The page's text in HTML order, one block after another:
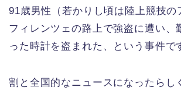
91歳男性（若かりし頃は陸上競技の
フィレンツェの路上で強盗に遭い、
った時計を盗まれた、という事件で
割と全国的なニュースになったらし